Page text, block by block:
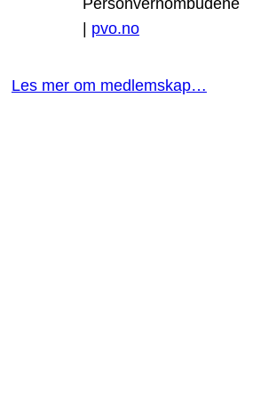
| pvo.no
Les mer om medlemskap…